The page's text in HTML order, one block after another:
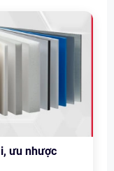
ưu nhược